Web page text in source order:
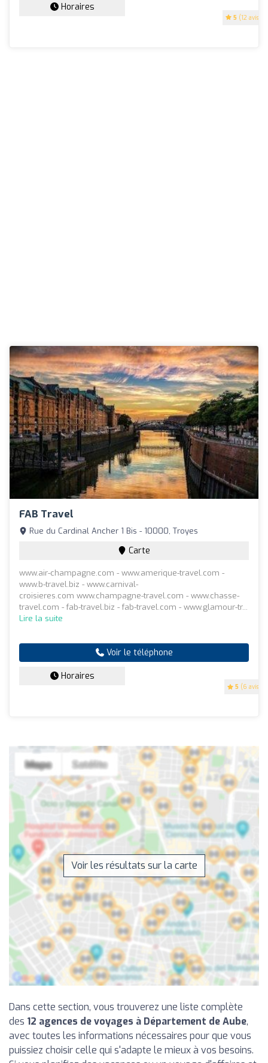
5 (12 avis)
Horaires
FAB Travel
5 (6 avis)
Rue du Cardinal Ancher 1 Bis - 10000, Troyes
Carte
www.air-champagne.com - www.amerique-travel.com -
www.b-travel.biz - www.carnival-
croisieres.com www.champagne-travel.com - www.chasse-
travel.com - fab-travel.biz - fab-travel.com - www.glamour-tr...
Lire la suite
Voir le téléphone
Horaires
Voir les résultats sur la carte
Dans cette section, vous trouverez une liste complète
des 12 agences de voyages à Département de Aube,
avec toutes les informations nécessaires pour que vous
puissiez choisir celle qui s'adapte le mieux à vos besoins.